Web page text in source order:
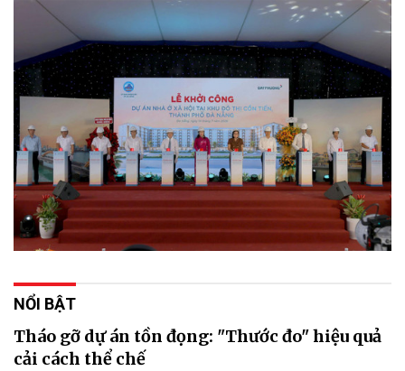
NỔI BẬT
Tháo gỡ dự án tồn đọng: "Thước đo" hiệu quả
cải cách thể chế